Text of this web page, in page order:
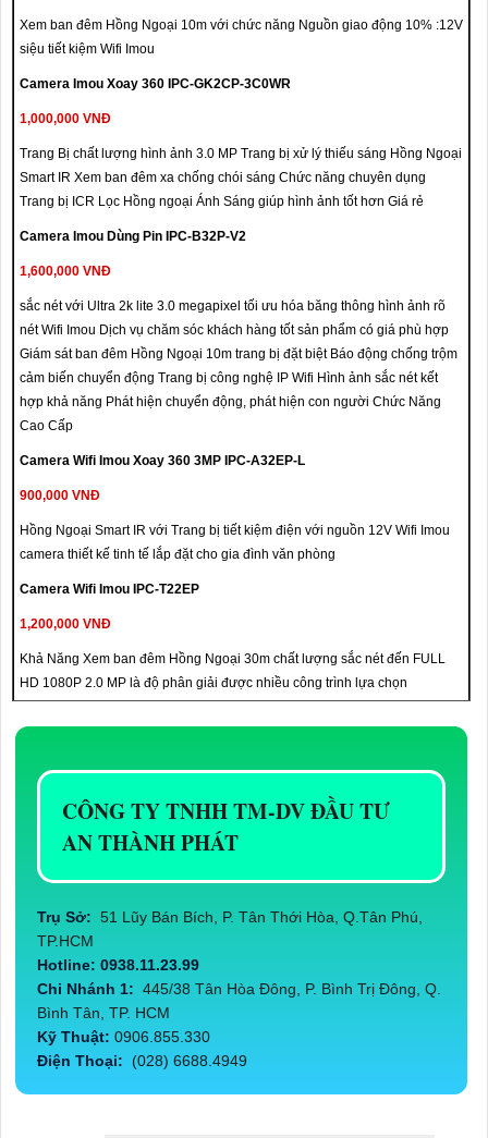
Xem ban đêm Hồng Ngoại 10m với chức năng Nguồn giao động 10% :12V
siệu tiết kiệm Wifi Imou
Camera Imou Xoay 360 IPC-GK2CP-3C0WR
1,000,000 VNĐ
Trang Bị chất lượng hình ảnh 3.0 MP Trang bị xử lý thiếu sáng Hồng Ngoại
Smart IR Xem ban đêm xa chống chói sáng Chức năng chuyên dụng
Trang bị ICR Lọc Hồng ngoại Ánh Sáng giúp hình ảnh tốt hơn Giá rẻ
Camera Imou Dùng Pin IPC-B32P-V2
1,600,000 VNĐ
sắc nét với Ultra 2k lite 3.0 megapixel tối ưu hóa băng thông hình ảnh rõ
nét Wifi Imou Dịch vụ chăm sóc khách hàng tốt sản phẩm có giá phù hợp
Giám sát ban đêm Hồng Ngoại 10m trang bị đặt biệt Báo động chống trộm
cảm biến chuyển động Trang bị công nghệ IP Wifi Hình ảnh sắc nét kết
hợp khả năng Phát hiện chuyển động, phát hiện con người Chức Năng
Cao Cấp
Camera Wifi Imou Xoay 360 3MP IPC-A32EP-L
900,000 VNĐ
Hồng Ngoại Smart IR với Trang bị tiết kiệm điện với nguồn 12V Wifi Imou
camera thiết kế tinh tế lắp đặt cho gia đình văn phòng
Camera Wifi Imou IPC-T22EP
1,200,000 VNĐ
Khả Năng Xem ban đêm Hồng Ngoại 30m chất lượng sắc nét đến FULL
HD 1080P 2.0 MP là độ phân giải được nhiều công trình lựa chọn
CÔNG TY TNHH TM-DV ĐẦU TƯ
AN THÀNH PHÁT
Trụ Sở: 51 Lũy Bán Bích, P. Tân Thới Hòa, Q.Tân Phú,
TP.HCM
Hotline: 0938.11.23.99
Chi Nhánh 1: 445/38 Tân Hòa Đông, P. Bình Trị Đông, Q.
Bình Tân, TP. HCM
Kỹ Thuật: 0906.855.330
Điện Thoại: (028) 6688.4949